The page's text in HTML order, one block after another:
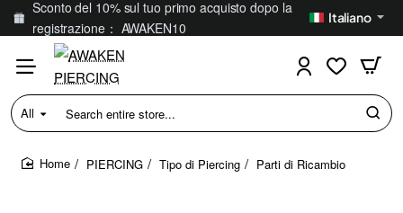
Sconto del 10% sul tuo primo acquisto dopo la
registrazione： AWAKEN10
Italiano
All
Search
entire
store...
PIERCING Tipo di Piercing Parti di Ricambio